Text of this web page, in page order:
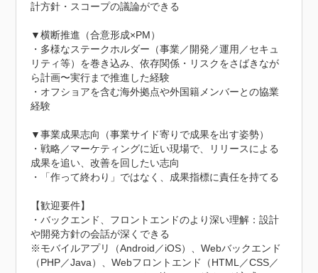
計方針・スコープの議論ができる
▼横断推進（合意形成×PM）
・多様なステークホルダー（事業／開発／運用／セキュ
リティ等）を巻き込み、依存関係・リスクをさばきなが
ら計画〜実行まで推進した経験
・オフショアを含む海外拠点や外国籍メンバーとの協業
経験
▼事業成果志向（事業サイド寄りで成果を出す姿勢）
・戦略／マーケティングに近い現場で、リリースによる
成果を追い、改善を回したい志向
・「作って終わり」ではなく、成果指標に責任を持てる
【歓迎要件】
・バックエンド、フロントエンドのより深い理解：設計
や開発方針の会話が深くできる
※モバイルアプリ（Android／iOS）、Webバックエンド
（PHP／Java）、Webフロントエンド（HTML／CSS／